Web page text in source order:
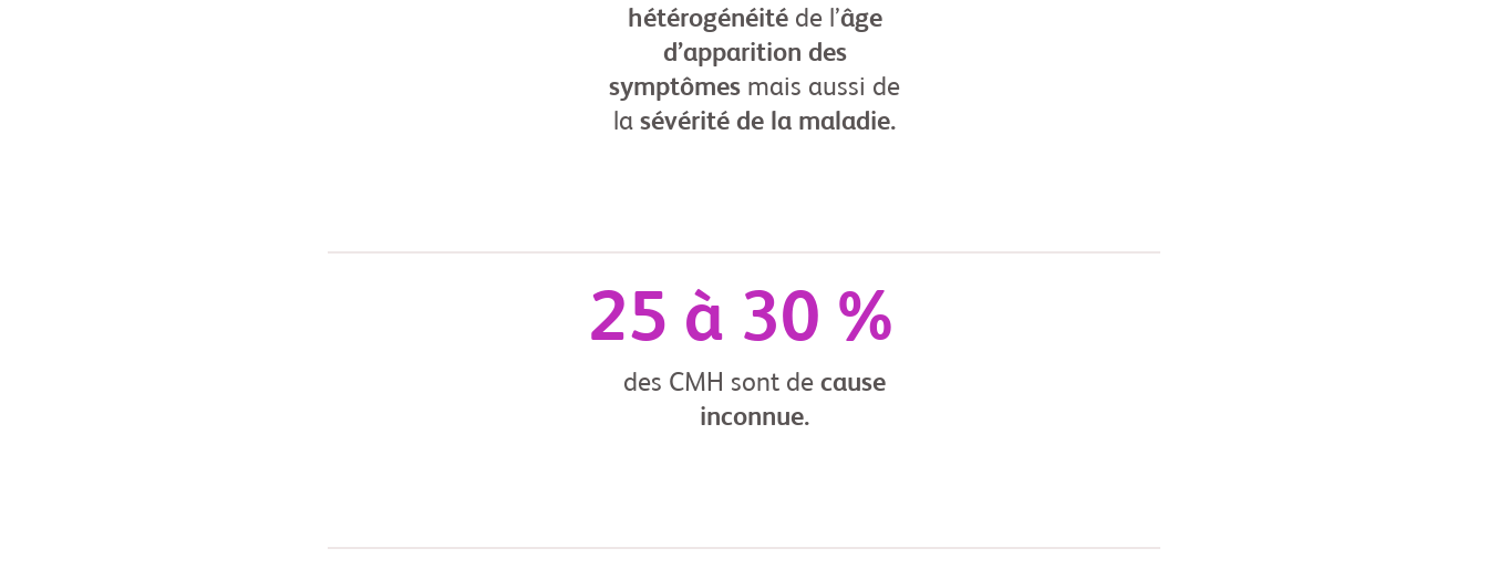
hétérogénéitéde l’âge
d’apparition des
symptômes mais aussi de
la sévérité de la maladie.
25 à 30 %
des CMH sont decause
inconnue.